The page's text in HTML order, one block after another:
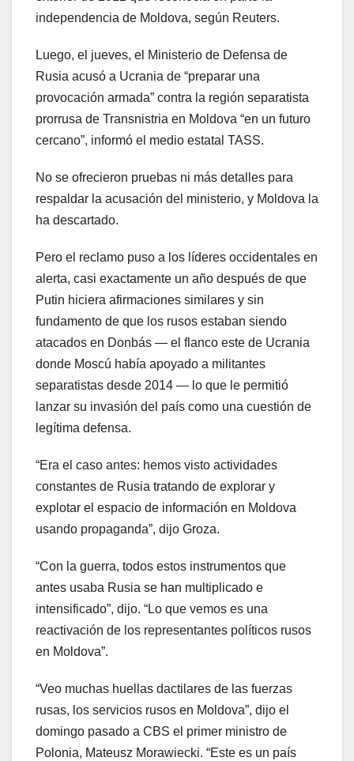
independencia de Moldova, según Reuters.
Luego, el jueves, el Ministerio de Defensa de
Rusia acusó a Ucrania de “preparar una
provocación armada” contra la región separatista
prorrusa de Transnistria en Moldova “en un futuro
cercano”, informó el medio estatal TASS.
No se ofrecieron pruebas ni más detalles para
respaldar la acusación del ministerio, y Moldova la
ha descartado.
Pero el reclamo puso a los líderes occidentales en
alerta, casi exactamente un año después de que
Putin hiciera afirmaciones similares y sin
fundamento de que los rusos estaban siendo
atacados en Donbás — el flanco este de Ucrania
donde Moscú había apoyado a militantes
separatistas desde 2014 — lo que le permitió
lanzar su invasión del país como una cuestión de
legítima defensa.
“Era el caso antes: hemos visto actividades
constantes de Rusia tratando de explorar y
explotar el espacio de información en Moldova
usando propaganda”, dijo Groza.
“Con la guerra, todos estos instrumentos que
antes usaba Rusia se han multiplicado e
intensificado”, dijo. “Lo que vemos es una
reactivación de los representantes políticos rusos
en Moldova”.
“Veo muchas huellas dactilares de las fuerzas
rusas, los servicios rusos en Moldova”, dijo el
domingo pasado a CBS el primer ministro de
Polonia, Mateusz Morawiecki. “Este es un país